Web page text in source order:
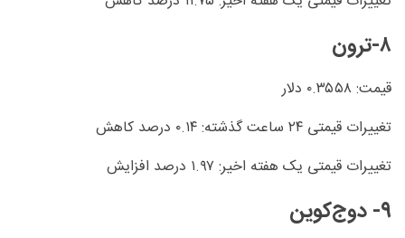
۸-ترون
قیمت: ۰.۳۵۵۸ دلار
تغییرات قیمتی ۲۴ ساعت گذشته: ۰.۱۴ درصد کاهش
تغییرات قیمتی یک هفته اخیر: ۱.۹۷ درصد افزایش
۹- دوج‌کوین